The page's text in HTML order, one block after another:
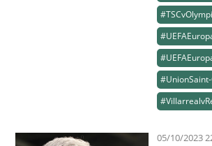
05/10/2023